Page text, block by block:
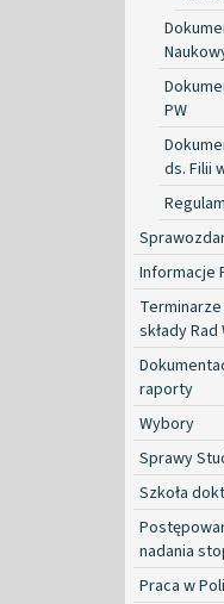
PW
ds. Filii
Informacje
składy Rad
raporty
Wybory
Sprawy
Szkoła
nadania
Praca w